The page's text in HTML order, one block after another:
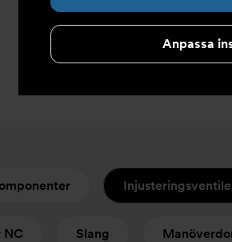
Anpassa
NC Slang